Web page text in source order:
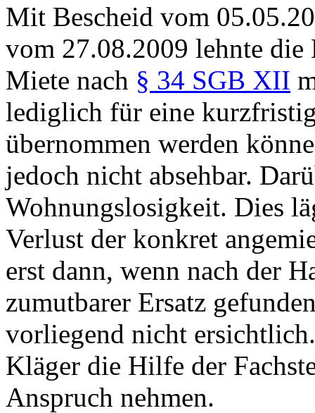
Mit Bescheid vom
vom 27.08.2009 lehnte die
Miete nach § 34 SGB XII
lediglich für eine
übernommen werden
jedoch nicht absehbar.
Wohnungslosigkeit. Dies
Verlust der konkret
erst dann, wenn nach der
zumutbarer Ersatz
vorliegend nicht
Kläger die Hilfe der
Anspruch nehmen.